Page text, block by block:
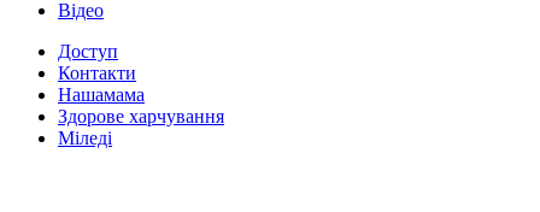
Відео
Доступ
Контакти
Нашамама
Здорове харчування
Міледі